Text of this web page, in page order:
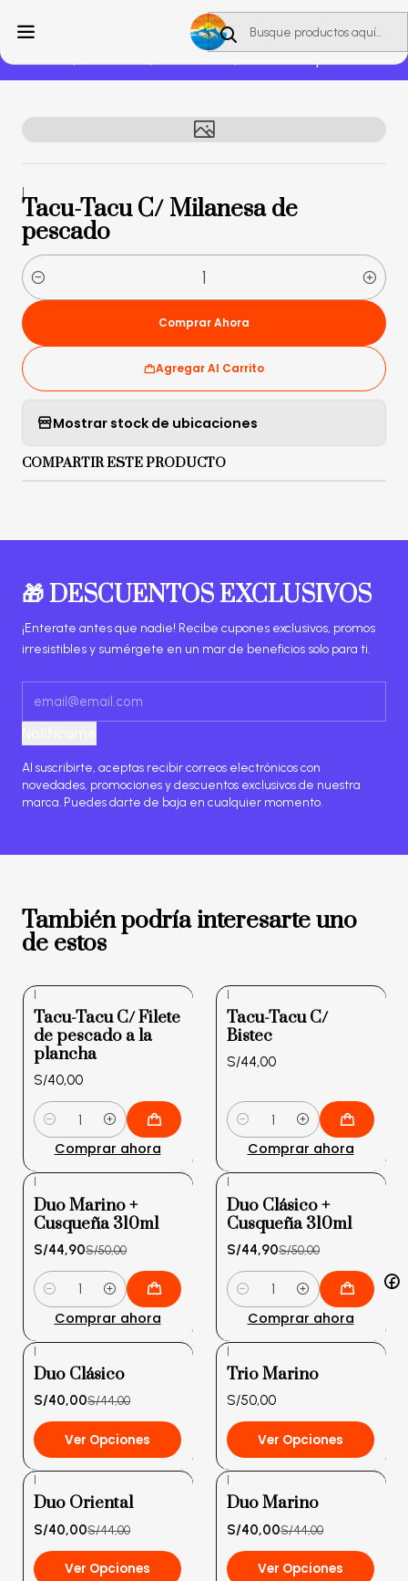
Envío gratuito en compras mayores a S/100.
|
Tacu-Tacu C/ Milanesa de
pescado
Cantidad
Agregar Al Carrito
Comprar Ahora
Mostrar stock de ubicaciones
COMPARTIR ESTE PRODUCTO
🎁 DESCUENTOS EXCLUSIVOS
¡Enterate antes que nadie! Recibe cupones exclusivos, promos
irresistibles y sumérgete en un mar de beneficios solo para ti.
Al suscribirte, aceptas recibir correos electrónicos con
novedades, promociones y descuentos exclusivos de nuestra
marca. Puedes darte de baja en cualquier momento.
También podría interesarte uno
de estos
|
Tacu-Tacu C/ Filete
de pescado a la
plancha
S/40,00
Cantidad
Comprar ahora
|
Tacu-Tacu C/
Bistec
S/44,00
Cantidad
Comprar ahora
-10%
OFF
|
Duo Marino +
Cusqueña 310ml
S/44,90S/50,00
Cantidad
Comprar ahora
-10%
OFF
|
Duo Clásico +
Cusqueña 310ml
S/44,90S/50,00
Cantidad
Comprar ahora
-9%
OFF
|
Duo Clásico
S/40,00S/44,00
Ver Opciones
|
Trio Marino
S/50,00
Ver Opciones
-9%
OFF
|
Duo Oriental
S/40,00S/44,00
Ver Opciones
-9%
OFF
|
Duo Marino
S/40,00S/44,00
Ver Opciones